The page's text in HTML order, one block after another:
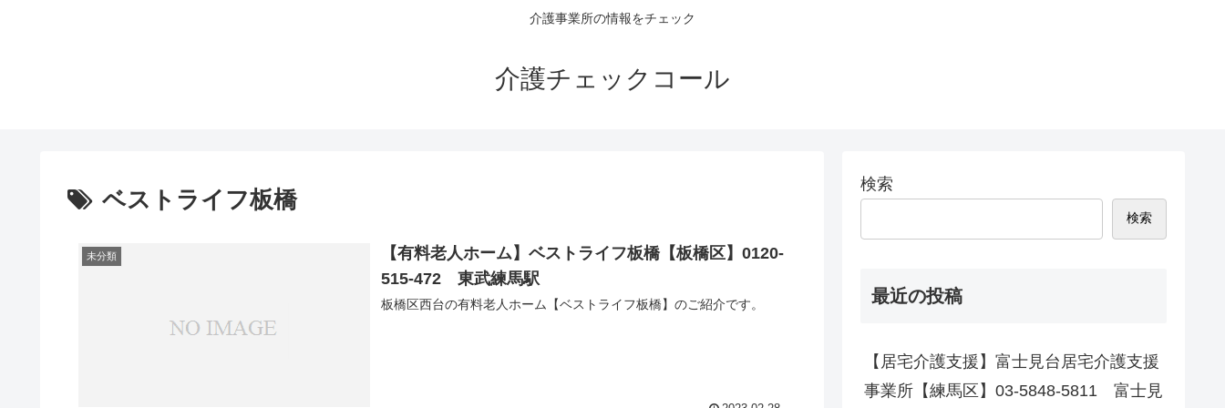
介護事業所の情報をチェック
介護チェックコール
ベストライフ板橋
未分類
【有料老人ホーム】ベストライフ板橋【板橋区】0120-
515-472 東武練馬駅
板橋区西台の有料老人ホーム【ベストライフ板橋】のご紹介です。
検索
検索
最近の投稿
【居宅介護支援】富士見台居宅介護支援
事業所【練馬区】03-5848-5811 富士見